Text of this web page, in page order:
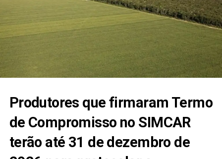
Produtores que firmaram Termo
de Compromisso no SIMCAR
terão até 31 de dezembro de